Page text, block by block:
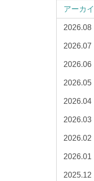
アーカ
2026.08
2026.07
2026.06
2026.05
2026.04
2026.03
2026.02
2026.01
2025.12